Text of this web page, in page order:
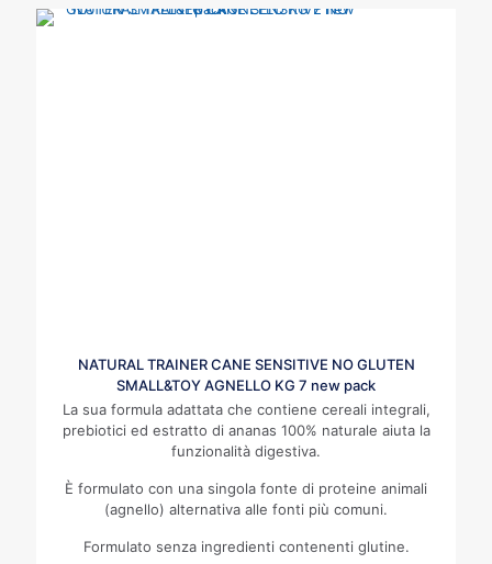
NATURAL TRAINER CANE SENSITIVE NO GLUTEN
SMALL&TOY AGNELLO KG 7 new pack
La sua formula adattata che contiene cereali integrali,
prebiotici ed estratto di ananas 100% naturale aiuta la
funzionalità digestiva.
È formulato con una singola fonte di proteine animali
(agnello) alternativa alle fonti più comuni.
Formulato senza ingredienti contenenti glutine.